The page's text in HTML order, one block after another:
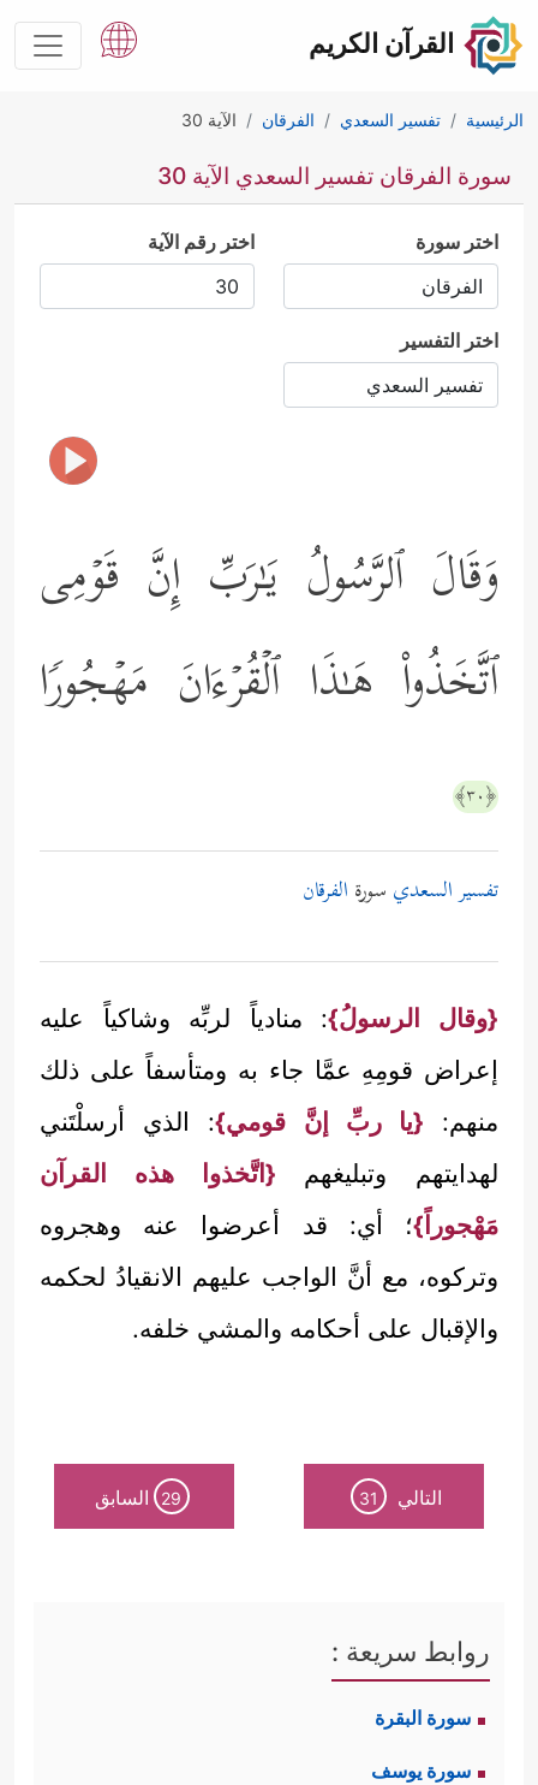
القرآن الكريم
الرئيسية تفسير السعدي الفرقان الآية 30
سورة الفرقان تفسير السعدي الآية 30
اختر سورة اختر رقم الآية
اختر التفسير
وَقَالَ ٱلرَّسُولُ یَـٰرَبِّ إِنَّ قَوۡمِی
ٱتَّخَذُواْ هَـٰذَا ٱلۡقُرۡءَانَ مَهۡجُورࣰا
﴿٣٠﴾
تفسير السعدي سورة الفرقان
{وقال الرسولُ}: منادياً لربِّه وشاكياً عليه
إعراض قومِهِ عمَّا جاء به ومتأسفاً على ذلك
منهم: {يا ربِّ إنَّ قومي}: الذي أرسلْتَني
لهدايتهم وتبليغهم {اتَّخذوا هذه القرآن
مَهْجوراً}؛ أي: قد أعرضوا عنه وهجروه
وتركوه، مع أنَّ الواجب عليهم الانقيادُ لحكمه
والإقبال على أحكامه والمشي خلفه.
التالي 31
29 السابق
روابط سريعة :
سورة البقرة
سورة يوسف